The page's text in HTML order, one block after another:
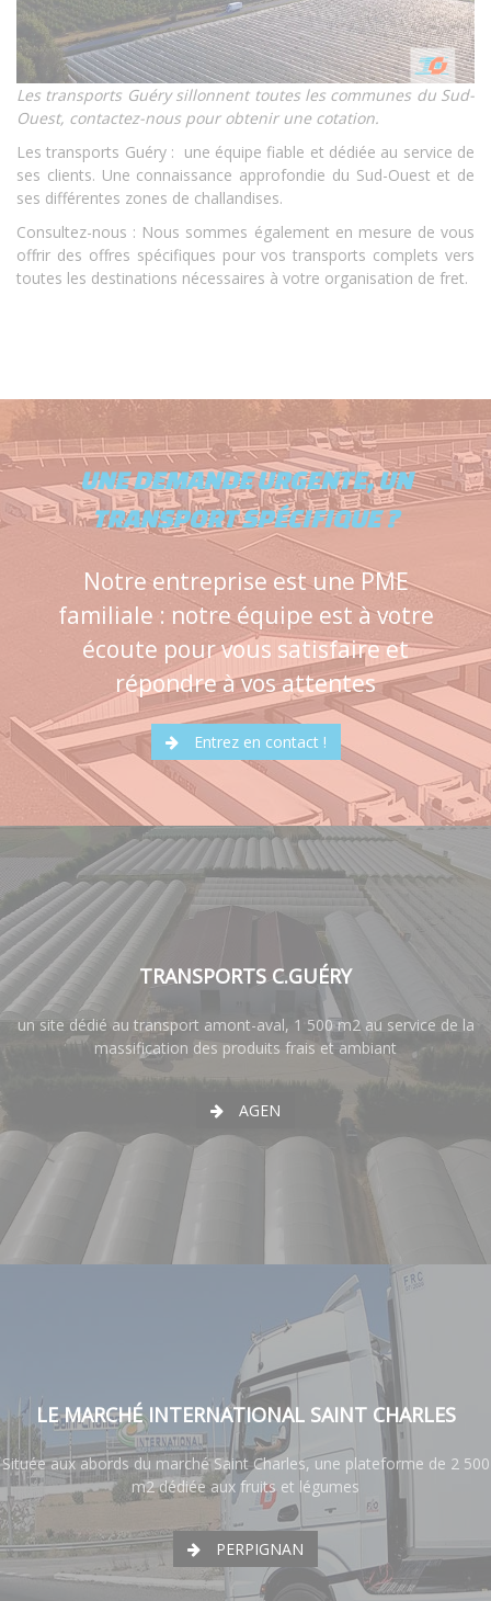
Les transports Guéry sillonnent toutes les communes du Sud-
Ouest, contactez-nous pour obtenir une cotation.
Les transports Guéry : une équipe fiable et dédiée au service de
ses clients. Une connaissance approfondie du Sud-Ouest et de
ses différentes zones de challandises.
Consultez-nous : Nous sommes également en mesure de vous
offrir des offres spécifiques pour vos transports complets vers
toutes les destinations nécessaires à votre organisation de fret.
UNE DEMANDE URGENTE, UN
TRANSPORT SPÉCIFIQUE ?
Notre entreprise est une PME
familiale : notre équipe est à votre
écoute pour vous satisfaire et
répondre à vos attentes
Entrez en contact !
TRANSPORTS C.GUÉRY
un site dédié au transport amont-aval, 1 500 m2 au service de la
massification des produits frais et ambiant
AGEN
LE MARCHÉ INTERNATIONAL SAINT CHARLES
Située aux abords du marché Saint Charles, une plateforme de 2 500
m2 dédiée aux fruits et légumes
PERPIGNAN